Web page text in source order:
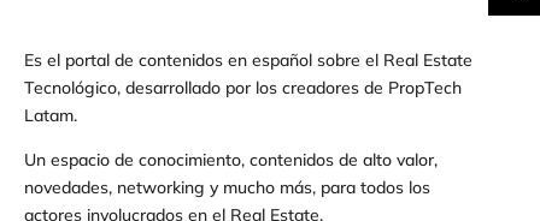
Es el portal de contenidos en español sobre el Real Estate
Tecnológico, desarrollado por los creadores de PropTech
Latam.
Un espacio de conocimiento, contenidos de alto valor,
novedades, networking y mucho más, para todos los
actores involucrados en el Real Estate.